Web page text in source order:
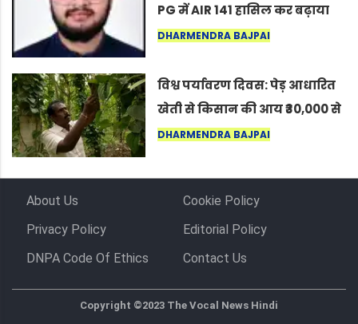
PG में AIR 141 हासिल कर बढ़ाया
शहर का मान
DHARMENDRA BAJPAI
विश्व पर्यावरण दिवस: पेड़ आधारित
खेती से किसान की आय ₹30,000 से
बढ़कर ₹3 लाख प्रति एकड़ हुई
DHARMENDRA BAJPAI
About Us
Cookie Policy
Privacy Policy
Editorial Policy
DNPA Code Of Ethics
Contact Us
Copyright ©2023 The Vocal News Hindi